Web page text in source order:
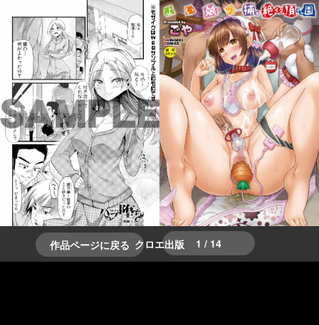
＜＜前へ
＞＞次へ
クロエ出版
作品ページに戻る 1 / 14